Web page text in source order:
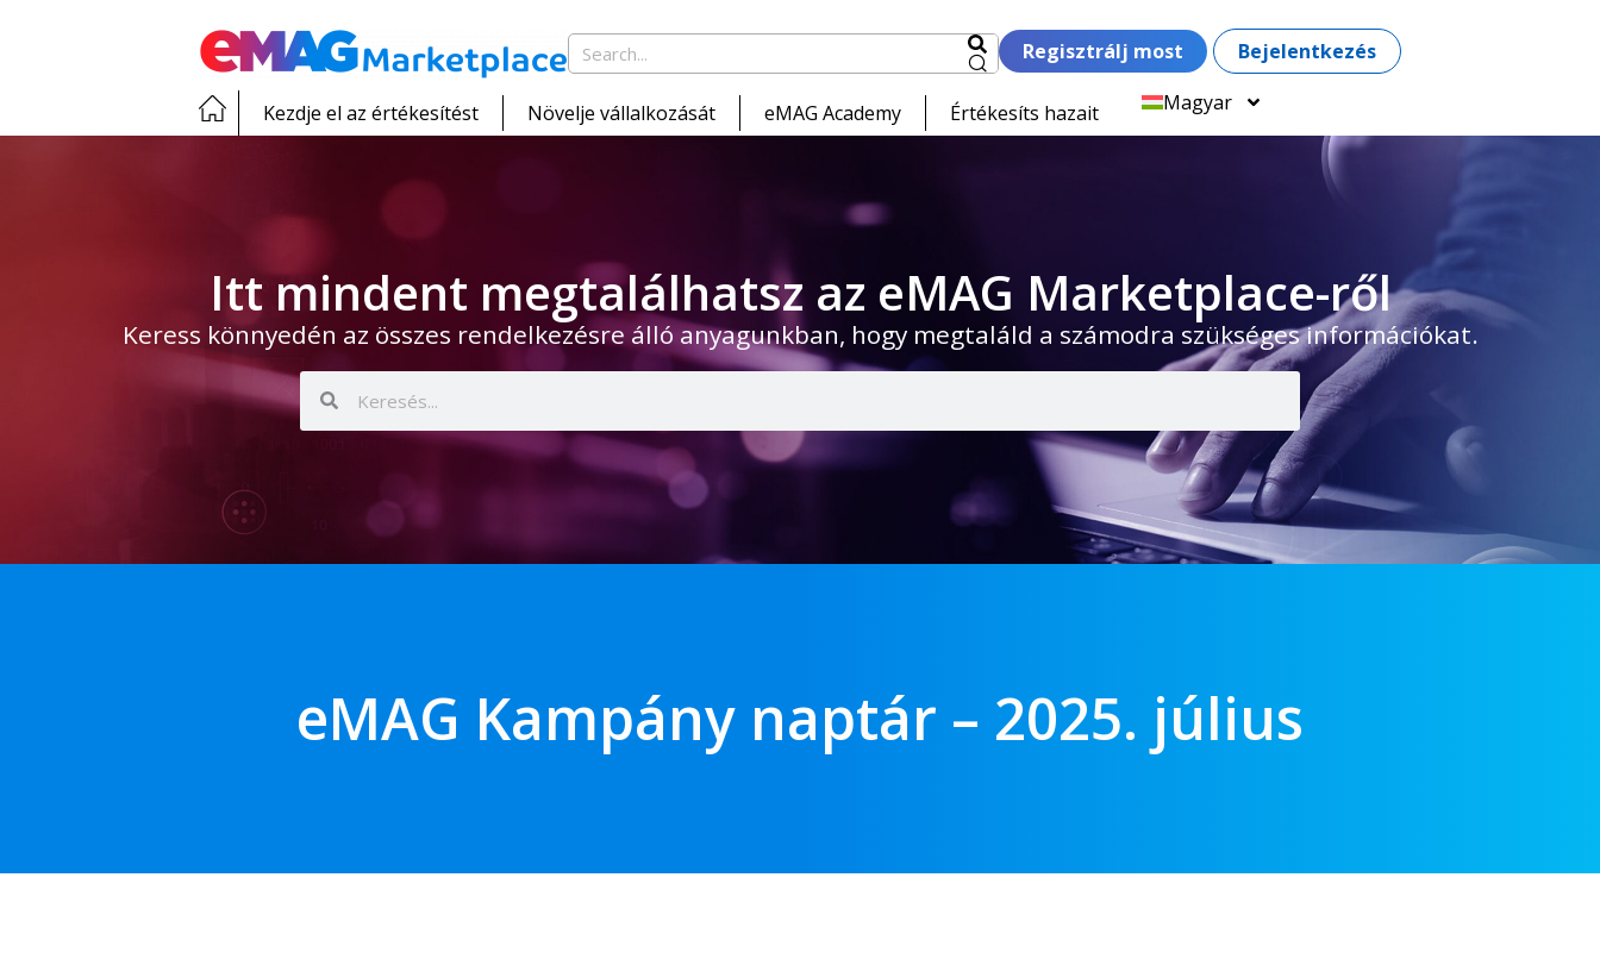
Regisztrálj most Bejelentkezés
Kezdje el az értékesítést Növelje vállalkozását eMAG Academy Értékesíts hazait Magyar
Itt mindent megtalálhatsz az eMAG Marketplace-ről
Keress könnyedén az összes rendelkezésre álló anyagunkban, hogy megtaláld a számodra szükséges információkat.
eMAG Kampány naptár – 2025. július